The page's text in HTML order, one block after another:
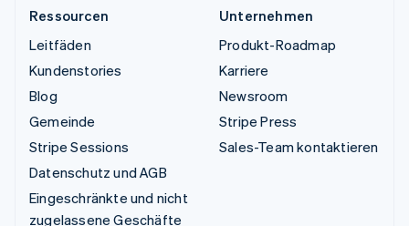
Ressourcen
Leitfäden
Kundenstories
Blog
Gemeinde
Stripe Sessions
Datenschutz und AGB
Eingeschränkte und nicht
zugelassene Geschäfte
Unternehmen
Produkt-Roadmap
Karriere
Newsroom
Stripe Press
Sales-Team kontaktieren